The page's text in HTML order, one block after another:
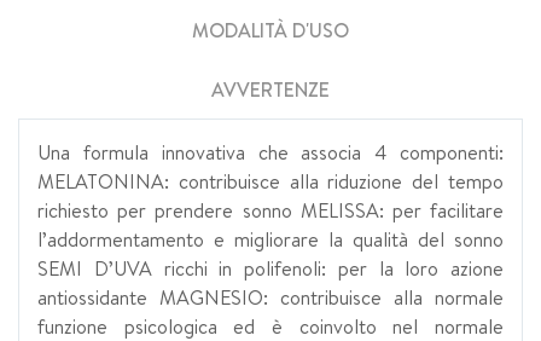
MODALITÀ D'USO
AVVERTENZE
Una formula innovativa che associa 4 componenti:
MELATONINA: contribuisce alla riduzione del tempo
richiesto per prendere sonno MELISSA: per facilitare
l’addormentamento e migliorare la qualità del sonno
SEMI D’UVA ricchi in polifenoli: per la loro azione
antiossidante MAGNESIO: contribuisce alla normale
funzione psicologica ed è coinvolto nel normale